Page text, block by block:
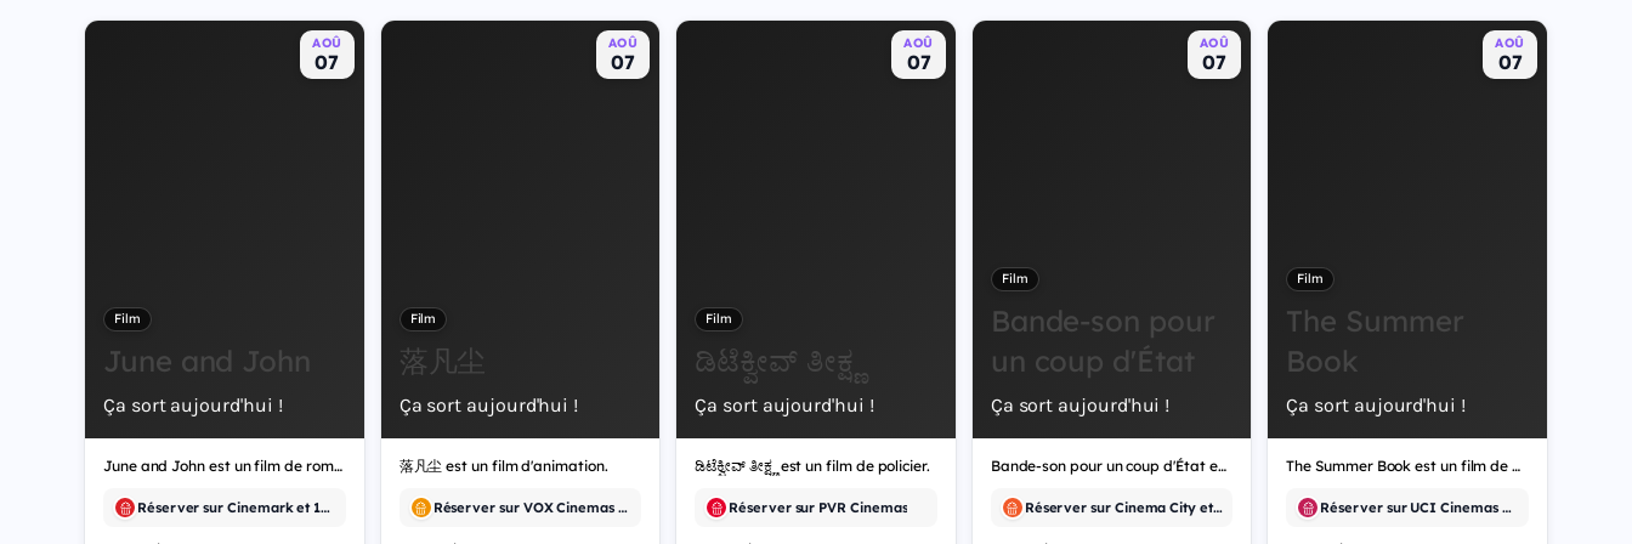
AOÛ
07
Film
June and John
Ça sort aujourd'hui !
June and John est un film de romance.
Réserver sur Cinemark et 15 autres
AOÛ
07
Film
落凡尘
Ça sort aujourd'hui !
落凡尘 est un film d'animation.
Réserver sur VOX Cinemas et 5 autres
AOÛ
07
Film
ಡಿಟೆಕ್ವೀವ್ ತೀಕ್ಷ್ಣ
Ça sort aujourd'hui !
ಡಿಟೆಕ್ವೀವ್ ತೀಕ್ಷ್ಣ est un film de policier.
Réserver sur PVR Cinemas
AOÛ
07
Film
Bande-son pour
un coup d'État
Ça sort aujourd'hui !
Bande-son pour un coup d'État est un film de documentaire.
Réserver sur Cinema City et 26 autres
AOÛ
07
Film
The Summer
Book
Ça sort aujourd'hui !
The Summer Book est un film de drame.
Réserver sur UCI Cinemas et 11 autres